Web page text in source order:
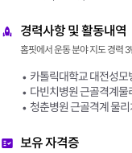
경력사항 및 활동내역
홈핏에서 운동 분야 지도 경력
카톨릭대학교 대전성모
다빈치병원 근골격계물
청춘병원 근골격계 물
보유 자격증